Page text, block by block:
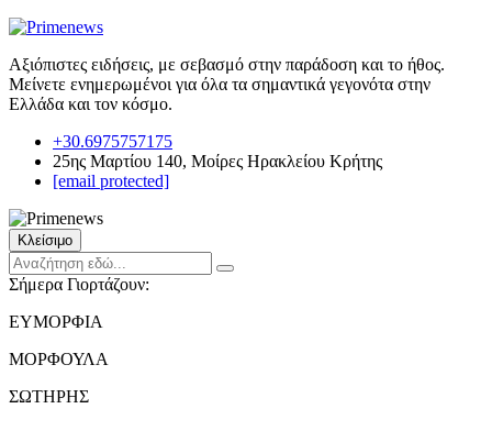
Αξιόπιστες ειδήσεις, με σεβασμό στην παράδοση και το ήθος.
Μείνετε ενημερωμένοι για όλα τα σημαντικά γεγονότα στην
Ελλάδα και τον κόσμο.
+30.6975757175
25ης Μαρτίου 140, Μοίρες Ηρακλείου Κρήτης
[email protected]
Κλείσιμο
Σήμερα Γιορτάζουν:
ΕΥΜΟΡΦΙΑ
ΜΟΡΦΟΥΛΑ
ΣΩΤΗΡΗΣ